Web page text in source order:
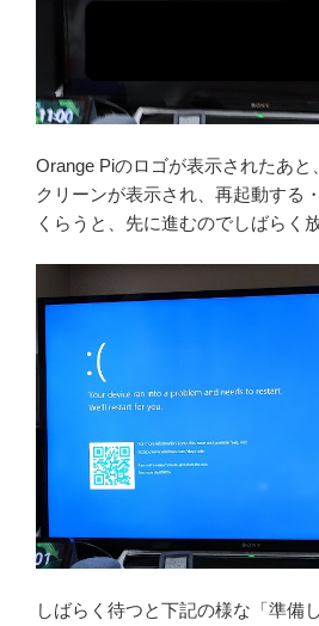
Orange Piのロゴが表示されたあと
クリーンが表示され、再起動する
くらうと、先に進むのでしばらく
しばらく待つと下記の様な「準備